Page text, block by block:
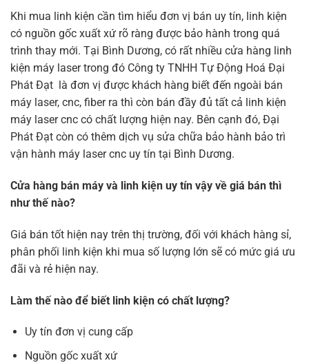
Khi mua linh kiện cần tìm hiểu đơn vị bán uy tín, linh kiện
có nguồn gốc xuất xứ rõ ràng được bảo hành trong quá
trình thay mới. Tại Bình Dương, có rất nhiều cửa hàng linh
kiện máy laser trong đó Công ty TNHH Tự Động Hoá Đại
Phát Đạt là đơn vị được khách hàng biết đến ngoài bán
máy laser, cnc, fiber ra thì còn bán đầy đủ tất cả linh kiện
máy laser cnc có chất lượng hiện nay. Bên cạnh đó, Đại
Phát Đạt còn có thêm dịch vụ sửa chữa bảo hành bảo trì
vận hành máy laser cnc uy tín tại Bình Dương.
Cửa hàng bán máy và linh kiện uy tín vậy về giá bán thì
như thế nào?
Giá bán tốt hiện nay trên thị trường, đối với khách hàng sỉ,
phân phối linh kiện khi mua số lượng lớn sẽ có mức giá ưu
đãi và rẻ hiện nay.
Làm thế nào để biết linh kiện có chất lượng?
Uy tín đơn vị cung cấp
Nguồn gốc xuất xứ